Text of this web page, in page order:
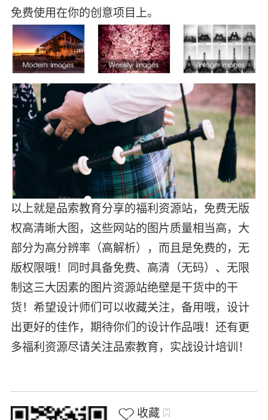
免费使用在你的创意项目上。
以上就是品索教育分享的福利资源站，免费无版
权高清晰大图，这些网站的图片质量相当高，大
部分为高分辨率（高解析），而且是免费的，无
版权限哦！同时具备免费、高清（无码）、无限
制这三大因素的图片资源站绝壁是干货中的干
货！希望设计师们可以收藏关注，备用哦，设计
出更好的佳作，期待你们的设计作品哦！还有更
多福利资源尽请关注品索教育，实战设计培训！
收藏